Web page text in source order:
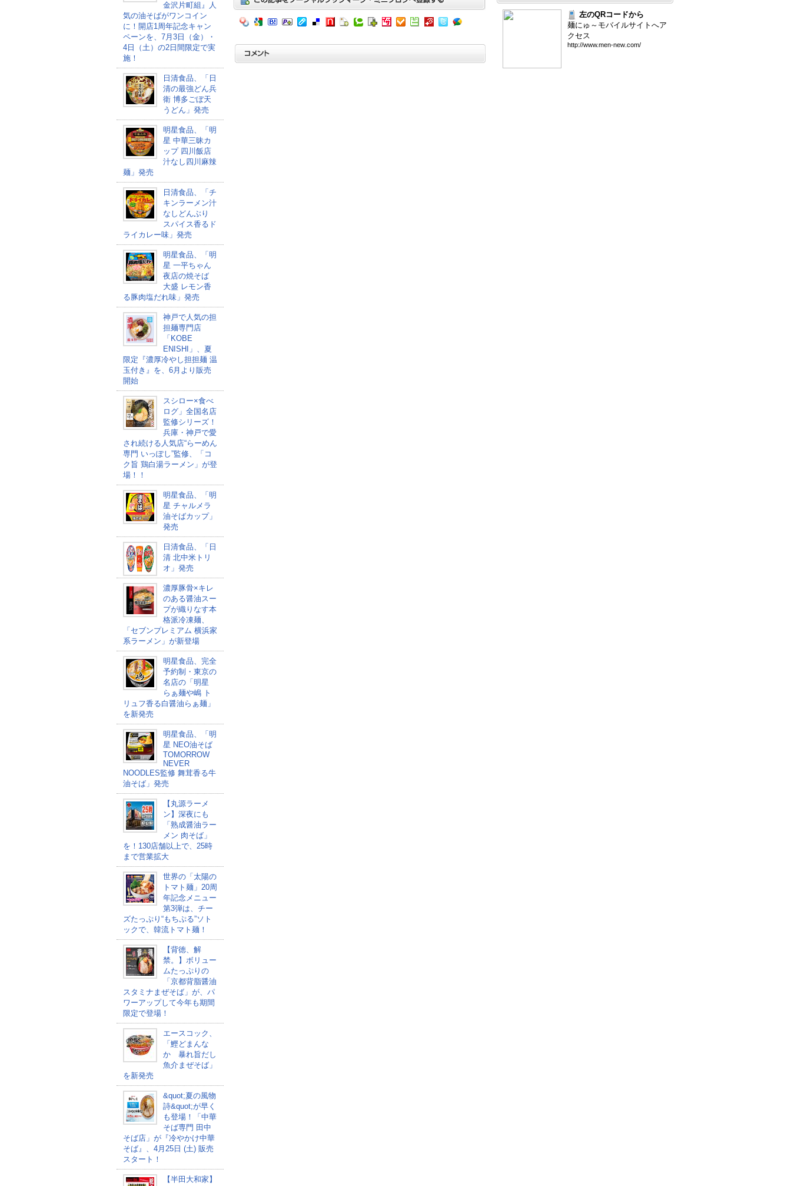
金沢片町組』人
気の油そばがワンコイン
に！開店1周年記念キャン
ペーンを、7月3日（金）・
4日（土）の2日間限定で実
施！
日清食品、「日
清の最強どん兵
衛 博多ごぼ天
うどん」発売
明星食品、「明
星 中華三昧カ
ップ 四川飯店
汁なし四川麻辣
麺」発売
日清食品、「チ
キンラーメン汁
なしどんぶり
スパイス香るド
ライカレー味」発売
明星食品、「明
星 一平ちゃん
夜店の焼そば
大盛 レモン香
る豚肉塩だれ味」発売
神戸で人気の担
担麺専門店
「KOBE
ENISHI」、夏
限定『濃厚冷やし担担麺 温
玉付き』を、6月より販売
開始
スシロー×食べ
ログ」全国名店
監修シリーズ！
兵庫・神戸で愛
され続ける人気店“らーめん
専門 いっぽし”監修、「コ
ク旨 鶏白湯ラーメン」が登
場！！
明星食品、「明
星 チャルメラ
油そばカップ​」
発売
日清食品、「日
清 北中米トリ
オ」発売
濃厚豚骨×キレ
のある醤油スー
プが織りなす本
格派冷凍麺、
「セブンプレミアム 横浜家
系ラーメン」が新登場
明星食品、完全
予約制・東京の
名店の「明星
らぁ麺や嶋 ト
リュフ香る白醤油らぁ麺」
を新発売
明星食品、「明
星 NEO油そば
TOMORROW
NEVER
NOODLES監修 舞茸香る牛
油そば​」発売
【丸源ラーメ
ン】深夜にも
「熟成醤油ラー
メン 肉そば」
を！130店舗以上で、25時
まで営業拡大
世界の「太陽の
トマト麺」20周
年記念メニュー
第3弾は、チー
ズたっぷり“もちぷる”ソト
ックで、韓流トマト麺！
【背徳、解
禁。】ボリュー
ムたっぷりの
「京都背脂醤油
スタミナまぜそば」が、パ
ワーアップして今年も期間
限定で登場！
エースコック、
「鰹どまんな
か 暴れ旨だし
魚介まぜそば」
を新発売
&quot;夏の風物
詩&quot;が早く
も登場！「中華
そば専門 田中
そば店」が『冷やかけ中華
そば』、4月25日 (土) 販売
スタート！
【半田大和家】
左のQRコードから
麺にゅ～モバイルサイトへア
クセス
http://www.men-new.com/